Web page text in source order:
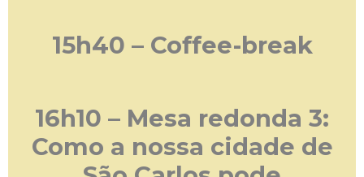
15h40 – Coffee-break
16h10 – Mesa redonda 3:
Como a nossa cidade de